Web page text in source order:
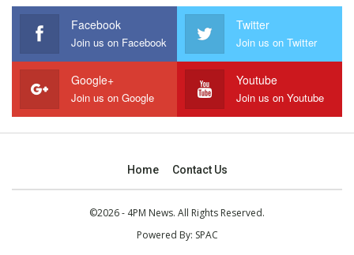
Facebook
Join us on Facebook
Twitter
Join us on Twitter
Google+
Join us on Google
Youtube
Join us on Youtube
Home Contact Us
©2026 - 4PM News. All Rights Reserved.
Powered By: SPAC